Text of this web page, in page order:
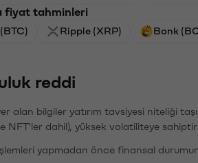
fiyat tahminleri
Ripple (XRP) Bonk
reddi
alan bilgiler yatırım tavsiyesi niteliği
NFT'ler dahil), yüksek volatiliteye
yapmadan önce finansal